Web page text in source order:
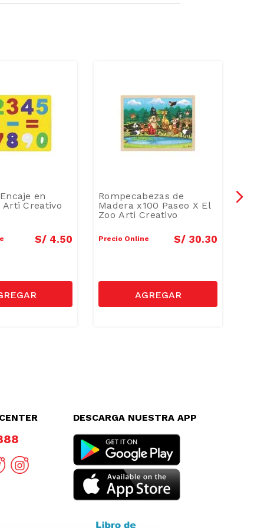
en
Arti Creativo
S/ 4.50
Rompecabezas de
Madera x100 Paseo X El
Zoo Arti Creativo
Precio Online S/ 30.30
DESCARGA NUESTRA APP